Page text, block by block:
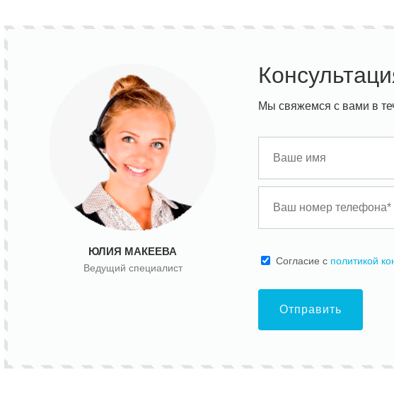
ЮЛИЯ МАКЕЕВА
Ведущий специалист
Мы свяжемся с вами в
Cогласие с политикой
Отправить